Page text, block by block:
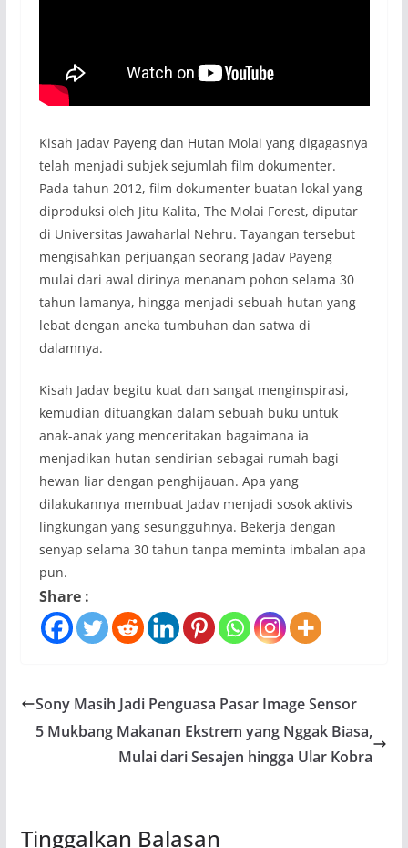
Kisah Jadav Payeng dan Hutan Molai yang digagasnya
telah menjadi subjek sejumlah film dokumenter.
Pada tahun 2012, film dokumenter buatan lokal yang
diproduksi oleh Jitu Kalita, The Molai Forest, diputar
di Universitas Jawaharlal Nehru. Tayangan tersebut
mengisahkan perjuangan seorang Jadav Payeng
mulai dari awal dirinya menanam pohon selama 30
tahun lamanya, hingga menjadi sebuah hutan yang
lebat dengan aneka tumbuhan dan satwa di
dalamnya.
Kisah Jadav begitu kuat dan sangat menginspirasi,
kemudian dituangkan dalam sebuah buku untuk
anak-anak yang menceritakan bagaimana ia
menjadikan hutan sendirian sebagai rumah bagi
hewan liar dengan penghijauan. Apa yang
dilakukannya membuat Jadav menjadi sosok aktivis
lingkungan yang sesungguhnya. Bekerja dengan
senyap selama 30 tahun tanpa meminta imbalan apa
pun.
Share :
Sony Masih Jadi Penguasa Pasar Image Sensor
5 Mukbang Makanan Ekstrem yang Nggak Biasa,
Mulai dari Sesajen hingga Ular Kobra
Tinggalkan Balasan